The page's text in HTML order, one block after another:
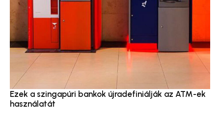
Ezek a szingapúri bankok újradefiniálják az ATM-ek
használatát